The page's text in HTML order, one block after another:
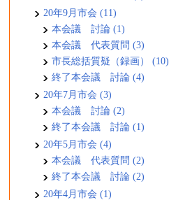
20年9月市会 (11)
本会議 討論 (1)
本会議 代表質問 (3)
市長総括質疑（録画） (10)
終了本会議 討論 (4)
20年7月市会 (3)
本会議 討論 (2)
終了本会議 討論 (1)
20年5月市会 (4)
本会議 代表質問 (2)
終了本会議 討論 (2)
20年4月市会 (1)